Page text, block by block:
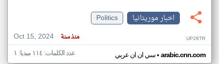
اخبار موريتانيا
Politics
Oct 15, 2024
منذ سنة UP28TR
سي ان ان عربي• arabic.cnn.com عدد الكلمات: ١١٤ ميديا: ١